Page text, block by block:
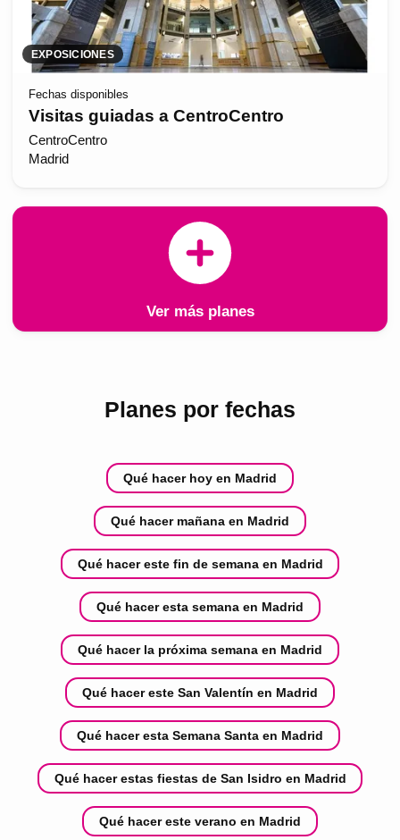
EXPOSICIONES
Fechas disponibles
Visitas guiadas a CentroCentro
CentroCentro
Madrid
Ver más planes
Planes por fechas
Qué hacer hoy en Madrid
Qué hacer mañana en Madrid
Qué hacer este fin de semana en Madrid
Qué hacer esta semana en Madrid
Qué hacer la próxima semana en Madrid
Qué hacer este San Valentín en Madrid
Qué hacer esta Semana Santa en Madrid
Qué hacer estas fiestas de San Isidro en Madrid
Qué hacer este verano en Madrid